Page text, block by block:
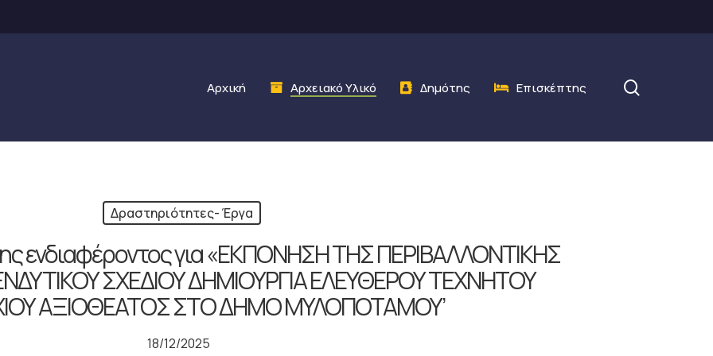
Αρχική Αρχειακό Υλικό Δημότης Επισκέπτης
Δραστηριότητες- Έργα
ενδιαφέροντος για «ΕΚΠΟΝΗΣΗ ΤΗΣ ΠΕΡΙΒΑΛΛΟΝΤΙΚΗΣ
ΣΧΕΔΙΟΥ ΔΗΜΙΟΥΡΓΙΑ ΕΛΕΥΘΕΡΟΥ ΤΕΧΝΗΤΟΥ
ΑΞΙΟΘΕΑΤΟΣ ΣΤΟ ΔΗΜΟ ΜΥΛΟΠΟΤΑΜΟΥ’
18/12/2025